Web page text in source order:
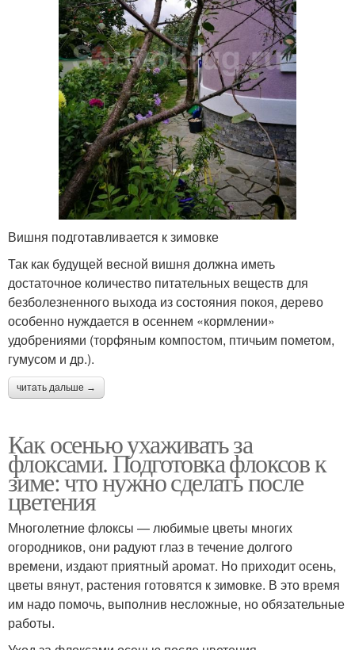
Вишня подготавливается к зимовке
Так как будущей весной вишня должна иметь
достаточное количество питательных веществ для
безболезненного выхода из состояния покоя, дерево
особенно нуждается в осеннем «кормлении»
удобрениями (торфяным компостом, птичьим пометом,
гумусом и др.).
читать дальше →
Как осенью ухаживать за
флоксами. Подготовка флоксов к
зиме: что нужно сделать после
цветения
Многолетние флоксы — любимые цветы многих
огородников, они радуют глаз в течение долгого
времени, издают приятный аромат. Но приходит осень,
цветы вянут, растения готовятся к зимовке. В это время
им надо помочь, выполнив несложные, но обязательные
работы.